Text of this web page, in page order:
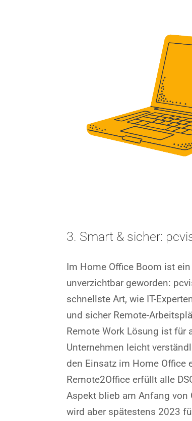
3. Smart & sicher:
Im Home Office Boom ist
unverzichtbar geworden:
schnellste Art, wie IT-
und sicher Remote-
Remote Work Lösung ist für
Unternehmen leicht
den Einsatz im Home Office
Remote2Office erfüllt alle
Aspekt blieb am Anfang von
wird aber spätestens 2023